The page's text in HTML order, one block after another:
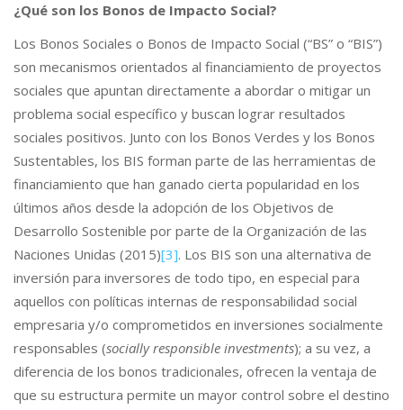
¿Qué son los Bonos de Impacto Social?
Los Bonos Sociales o Bonos de Impacto Social (“BS” o “BIS”)
son mecanismos orientados al financiamiento de proyectos
sociales que apuntan directamente a abordar o mitigar un
problema social específico y buscan lograr resultados
sociales positivos. Junto con los Bonos Verdes y los Bonos
Sustentables, los BIS forman parte de las herramientas de
financiamiento que han ganado cierta popularidad en los
últimos años desde la adopción de los Objetivos de
Desarrollo Sostenible por parte de la Organización de las
Naciones Unidas (2015)[3]. Los BIS son una alternativa de
inversión para inversores de todo tipo, en especial para
aquellos con políticas internas de responsabilidad social
empresaria y/o comprometidos en inversiones socialmente
responsables (socially responsible investments); a su vez, a
diferencia de los bonos tradicionales, ofrecen la ventaja de
que su estructura permite un mayor control sobre el destino